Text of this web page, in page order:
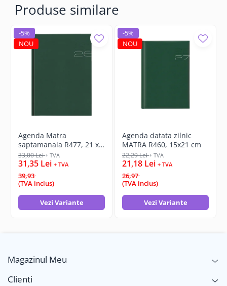
Produse similare
-5%
NOU
Agenda Matra
saptamanala R477, 21 x
27 cm
33,00 Lei+ TVA
31,35 Lei + TVA
39,93
(TVA inclus)
Vezi Variante
-5%
NOU
Agenda datata zilnic
MATRA R460, 15x21 cm
22,29 Lei+ TVA
21,18 Lei + TVA
26,97
(TVA inclus)
Vezi Variante
Magazinul Meu
Clienti